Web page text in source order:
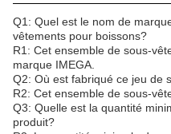
Q1: Quel est le nom de
vêtements pour boissons?
R1: Cet ensemble de sous-
marque IMEGA.
Q2: Où est fabriqué ce jeu de
R2: Cet ensemble de sous-
Q3: Quelle est la quantité
produit?